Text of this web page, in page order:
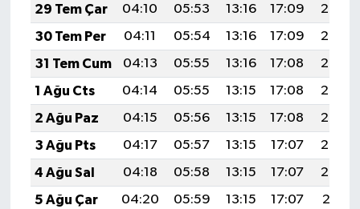
29 Tem Çar
04:10 05:53 13:16 17:09
20:29
30 Tem Per
04:11 05:54 13:16 17:09
20:28
31 Tem Cum
04:13 05:55 13:16 17:08
20:27
1 Ağu Cts
04:14 05:55 13:15 17:08
20:26
2 Ağu Paz
04:15 05:56 13:15 17:08
20:25
3 Ağu Pts
04:17 05:57 13:15 17:07
20:23
4 Ağu Sal
04:18 05:58 13:15 17:07
20:22
5 Ağu Çar
04:20 05:59 13:15 17:07
20:21